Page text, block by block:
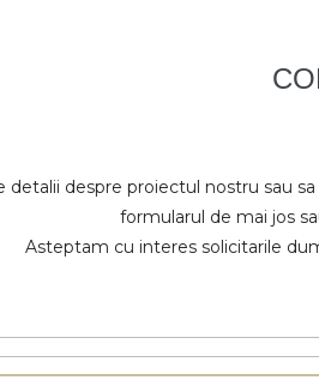
detalii despre proiectul nostru sau
formularul de mai jos
Asteptam cu interes solicitarile